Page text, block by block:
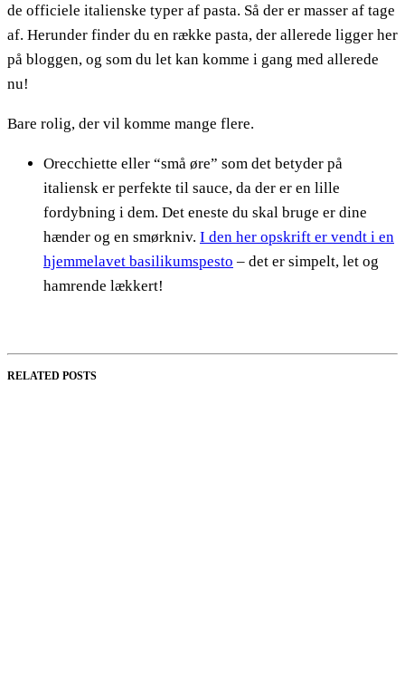
de officiele italienske typer af pasta. Så der er masser af tage
af. Herunder finder du en række pasta, der allerede ligger her
på bloggen, og som du let kan komme i gang med allerede
nu!
Bare rolig, der vil komme mange flere.
Orecchiette eller “små øre” som det betyder på
italiensk er perfekte til sauce, da der er en lille
fordybning i dem. Det eneste du skal bruge er dine
hænder og en smørkniv. I den her opskrift er vendt i en
hjemmelavet basilikumspesto – det er simpelt, let og
hamrende lækkert!
RELATED POSTS